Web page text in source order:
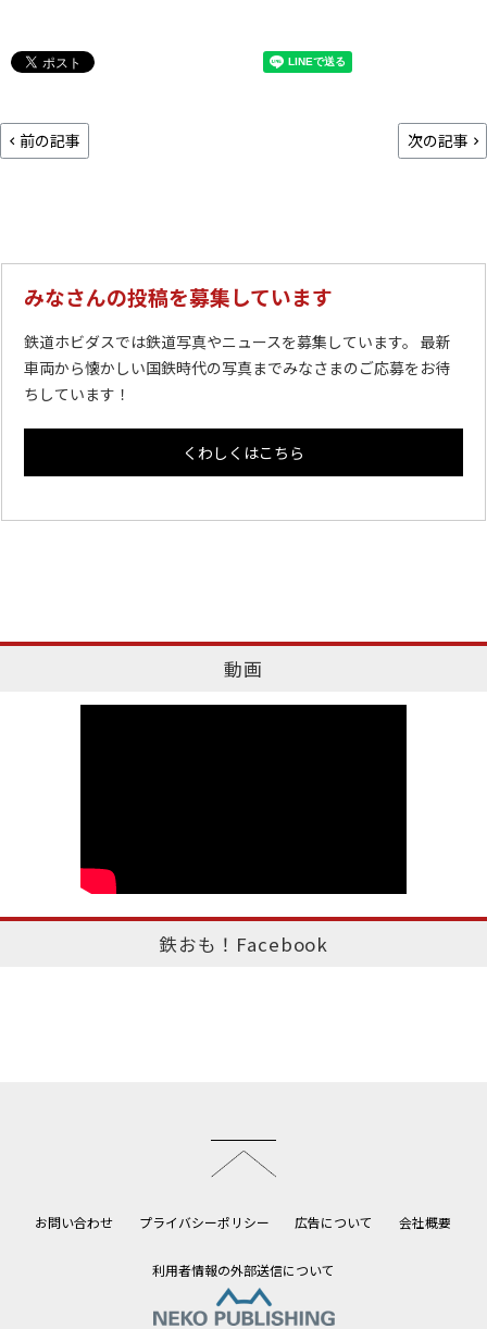
前の記事 次の記事
みなさんの投稿を募集しています
鉄道ホビダスでは鉄道写真やニュースを募集しています。 最新
車両から懐かしい国鉄時代の写真までみなさまのご応募をお待
ちしています！
くわしくはこちら
動画
鉄おも！Facebook
お問い合わせ プライバシーポリシー 広告について 会社概要
利用者情報の外部送信について